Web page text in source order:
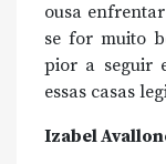
ousa
se for muito
pior a seguir
essas casas
Izabel